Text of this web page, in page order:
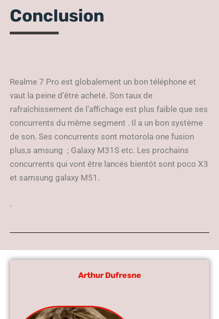
Conclusion
Realme 7 Pro est globalement un bon téléphone et
vaut la peine d’être acheté. Son taux de
rafraîchissement de l’affichage est plus faible que ses
concurrents du même segment . Il a un bon système
de son. Ses concurrents sont motorola one fusion
plus,s amsung ; Galaxy M31S etc. Les prochains
concurrents qui vont être lancés bientôt sont poco X3
et samsung galaxy M51.
.
Arthur Dufresne